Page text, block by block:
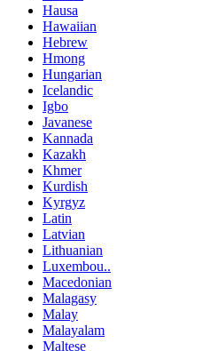
Hausa
Hawaiian
Hebrew
Hmong
Hungarian
Icelandic
Igbo
Javanese
Kannada
Kazakh
Khmer
Kurdish
Kyrgyz
Latin
Latvian
Lithuanian
Luxembou..
Macedonian
Malagasy
Malay
Malayalam
Maltese